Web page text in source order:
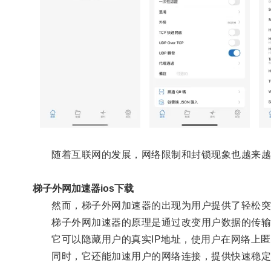
随着互联网的发展，网络限制和封锁现象也越来
梯子外网加速器ios下载
然而，梯子外网加速器的出现为用户提供了轻松
梯子外网加速器的原理是通过改变用户数据的传输
它可以隐藏用户的真实IP地址，使用户在网络上匿
同时，它还能加速用户的网络连接，提供快速稳